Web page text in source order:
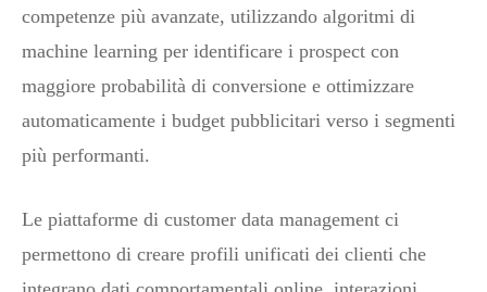
competenze più avanzate, utilizzando algoritmi di
machine learning per identificare i prospect con
maggiore probabilità di conversione e ottimizzare
automaticamente i budget pubblicitari verso i segmenti
più performanti.
Le piattaforme di customer data management ci
permettono di creare profili unificati dei clienti che